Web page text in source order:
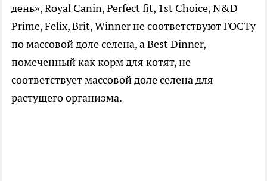
день», Royal Сanin, Perfect fit, 1st Choice, N&D
Prime, Felix, Brit, Winner не соответствуют ГОСТу
по массовой доле селена, а Best Dinner,
помеченный как корм для котят, не
соответствует массовой доле селена для
растущего организма.